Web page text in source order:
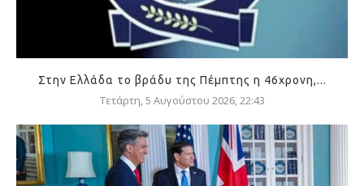
Στην Ελλάδα το βράδυ της Πέμπτης η 46χρονη,...
Τετάρτη, 5 Αυγούστου 2026, 22:43